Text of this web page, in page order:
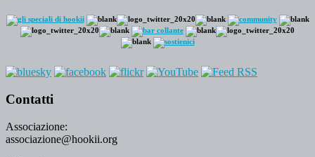
Contatti
Associazione:
associazione@hookii.org